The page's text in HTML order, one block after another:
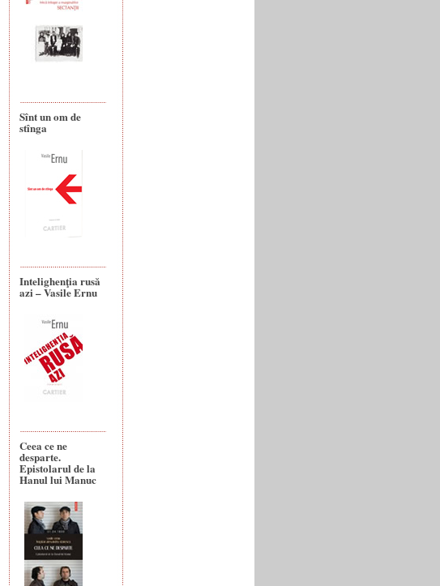
Sînt un om de
stînga
Intelighenţia rusă
azi – Vasile Ernu
Ceea ce ne
desparte.
Epistolarul de la
Hanul lui Manuc